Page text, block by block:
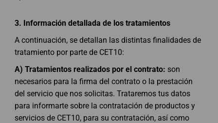
3. Información detallada de los tratamientos
A continuación, se detallan las distintas finalidades de
tratamiento por parte de CET10:
A) Tratamientos realizados por el contrato: son
necesarios para la firma del contrato o la prestación
del servicio que nos solicitas. Trataremos tus datos
para informarte sobre la contratación de productos y
servicios de CET10, para su contratación, así como